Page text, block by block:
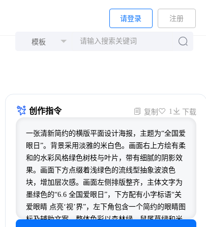
请登录 注册
创作指令 复制 1 下载
一张清新简约的横版平面设计海报，主题为“全国爱
眼日”。背景采用淡雅的米白色。画面右上方绘有柔
和的水彩风格绿色树枝与叶片，带有细腻的阴影效
果。画面下方点缀着浅绿色的流线型抽象波浪色
块，增加层次感。画面左侧排版整齐，主体文字为
墨绿色的“6.6 全国爱眼日”，下方配有小字标语“关
爱眼睛 点亮‘视’界”，左下角包含一个简约的眼睛图
标及辅助文案。整体色彩以森林绿、鼠尾草绿和米